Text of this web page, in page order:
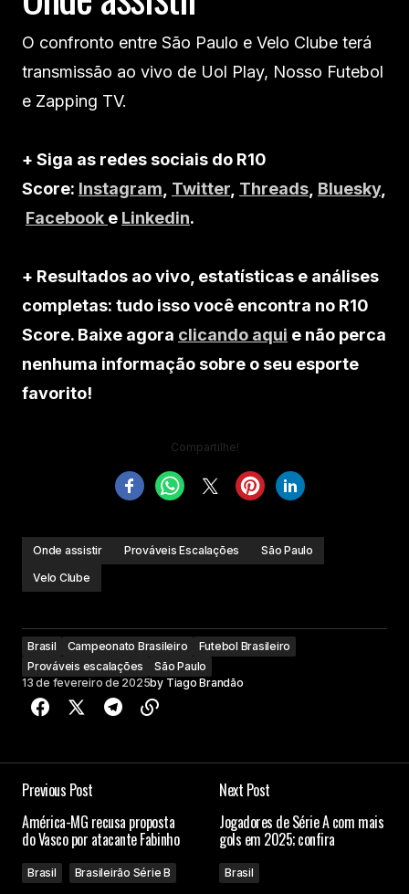
O confronto entre São Paulo e Velo Clube terá
transmissão ao vivo de Uol Play, Nosso Futebol
e Zapping TV.
+ Siga as redes sociais do R10
Score: Instagram, Twitter, Threads, Bluesky,
Facebook e Linkedin.
+ Resultados ao vivo, estatísticas e análises
completas: tudo isso você encontra no R10
Score. Baixe agora clicando aqui e não perca
nenhuma informação sobre o seu esporte
favorito!
Compartilhe!
Onde assistir Prováveis Escalações
São Paulo
Velo Clube
Brasil Campeonato Brasileiro
Futebol Brasileiro
Prováveis escalações
São Paulo
13 de fevereiro de 2025by Tiago Brandão
Previous Post
América-MG recusa proposta
do Vasco por atacante Fabinho
Brasil Brasileirão Série B
Next Post
Jogadores de Série A com mais
gols em 2025; confira
Brasil